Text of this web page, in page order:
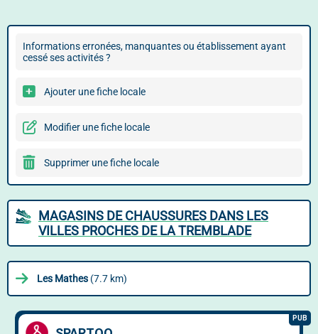
Informations erronées, manquantes ou établissement ayant
cessé ses activités ?
Ajouter une fiche locale
Modifier une fiche locale
Supprimer une fiche locale
MAGASINS DE CHAUSSURES DANS LES
VILLES PROCHES DE LA TREMBLADE
Les Mathes (7.7 km)